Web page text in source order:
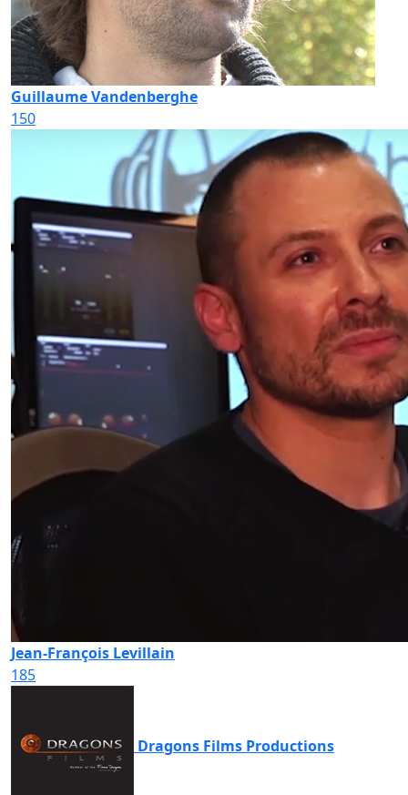
Guillaume Vandenberghe
150
Jean-François Levillain
185
Dragons Films Productions